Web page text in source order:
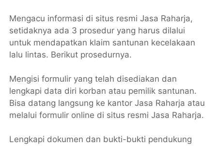
Mengacu informasi di situs resmi Jasa Raharja,
setidaknya ada 3 prosedur yang harus dilalui
untuk mendapatkan klaim santunan kecelakaan
lalu lintas. Berikut prosedurnya.
Mengisi formulir yang telah disediakan dan
lengkapi data diri korban atau pemilik santunan.
Bisa datang langsung ke kantor Jasa Raharja atau
melalui formulir online di situs resmi Jasa Raharja.
Lengkapi dokumen dan bukti-bukti pendukung